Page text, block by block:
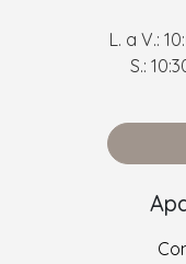
L. a V.:
S.: